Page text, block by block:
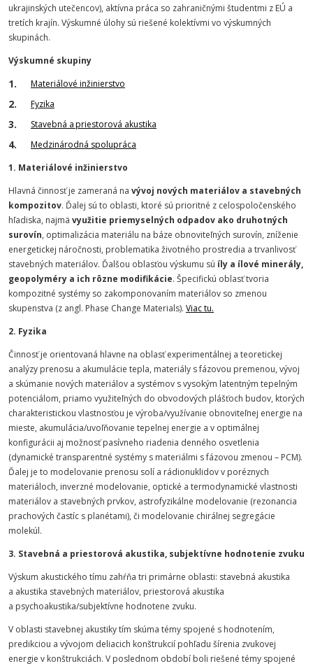
ukrajinských utečencov), aktívna práca so zahraničnými študentmi z EÚ a
tretích krajín. Výskumné úlohy sú riešené kolektívmi vo výskumných
skupinách.
Výskumné skupiny
Materiálové inžinierstvo
Fyzika
Stavebná a priestorová akustika
Medzinárodná spolupráca
1. Materiálové inžinierstvo
Hlavná činnosť je zameraná na vývoj nových materiálov a stavebných
kompozitov. Ďalej sú to oblasti, ktoré sú prioritné z celospoločenského
hľadiska, najmä využitie priemyselných odpadov ako druhotných
surovín, optimalizácia materiálu na báze obnoviteľných surovín, zníženie
energetickej náročnosti, problematika životného prostredia a trvanlivosť
stavebných materiálov. Ďalšou oblasťou výskumu sú íly a ílové minerály,
geopolyméry a ich rôzne modifikácie. Špecifickú oblasť tvoria
kompozitné systémy so zakomponovaním materiálov so zmenou
skupenstva (z angl. Phase Change Materials). Viac tu.
2. Fyzika
Činnosť je orientovaná hlavne na oblasť experimentálnej a teoretickej
analýzy prenosu a akumulácie tepla, materiály s fázovou premenou, vývoj
a skúmanie nových materiálov a systémov s vysokým latentným tepelným
potenciálom, priamo využiteľných do obvodových plášťoch budov, ktorých
charakteristickou vlastnosťou je výroba/využívanie obnoviteľnej energie na
mieste, akumulácia/uvoľňovanie tepelnej energie a v optimálnej
konfigurácii aj možnosť pasívneho riadenia denného osvetlenia
(dynamické transparentné systémy s materiálmi s fázovou zmenou – PCM).
Ďalej je to modelovanie prenosu solí a rádionuklidov v poréznych
materiáloch, inverzné modelovanie, optické a termodynamické vlastnosti
materiálov a stavebných prvkov, astrofyzikálne modelovanie (rezonancia
prachových častíc s planétami), či modelovanie chirálnej segregácie
molekúl.
3. Stavebná a priestorová akustika, subjektívne hodnotenie zvuku
Výskum akustického tímu zahŕňa tri primárne oblasti: stavebná akustika
a akustika stavebných materiálov, priestorová akustika
a psychoakustika/subjektívne hodnotene zvuku.
V oblasti stavebnej akustiky tím skúma témy spojené s hodnotením,
predikciou a vývojom deliacich konštrukcií pohľadu šírenia zvukovej
energie v konštrukciách. V poslednom období boli riešené témy spojené